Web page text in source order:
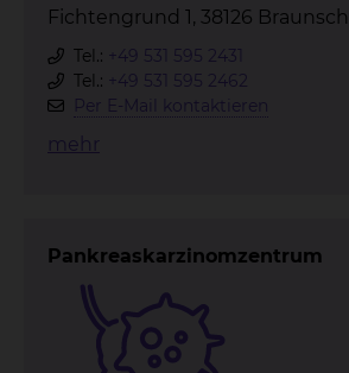
Fichtengrund 1, 38126
Tel.: +49 531 595 2431
Tel.: +49 531 595 2462
Per E-Mail kontaktieren
mehr
Pankreaskarzinomzentrum